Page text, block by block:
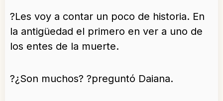
?Les voy a contar un poco de historia. En
la antigüedad el primero en ver a uno de
los entes de la muerte.
?¿Son muchos? ?preguntó Daiana.